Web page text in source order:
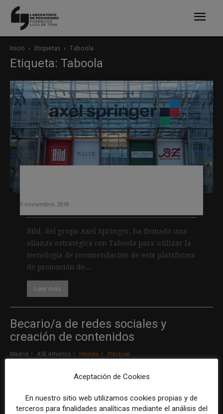
Inicio Etiquetas Taboola
Etiqueta: Taboola
5 noviembre, 2018
Bild, del grupo Axel Springer, ha firmado una
alianza estratégica con Taboola para utilizar la
tecnología de recomendación de esta plataforma
de promoción de...
Leer más
Becario/a de redes sociales y
creación de contenidos
Madrid ASE Athletics Híbrido Prácticas
Creador/a de contenidos
Barcelona Gods Brand Indefinido Tiempo completo
Aceptación de Cookies
En nuestro sitio web utilizamos cookies propias y de
terceros para finalidades analíticas mediante el análisis del